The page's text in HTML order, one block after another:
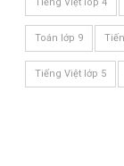
Toán lớp 9
Tiếng Việt lớp 5